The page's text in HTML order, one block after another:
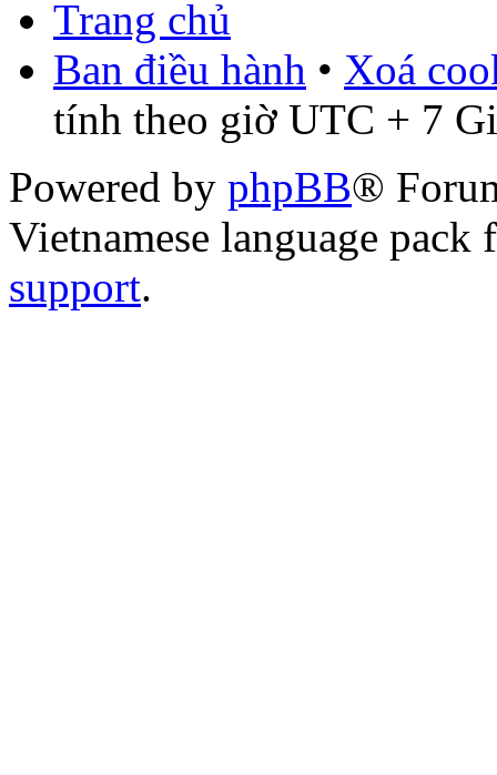
Trang chủ
Ban điều hành • Xoá
tính theo giờ UTC + 7
Powered by phpBB®
Vietnamese language
support.